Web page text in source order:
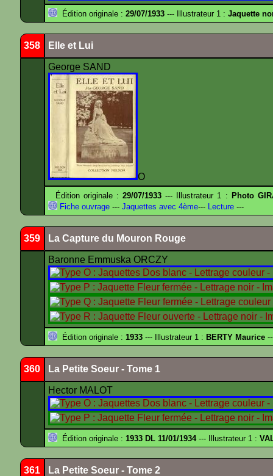
Édition originale : 29/07/1933 --- Illustrateur 1 : Jaquette
358 Elle et Lui
George SAND
O
Édition originale :29/07/1933 --- Illustrateur 1 : Photo
Fiche ouvrage --- Jaquettes avec 4ème--- Lecture ---
359 La Capture du Mouron Rouge
Baronne Emmuska ORCZY
Édition originale : 1933 --- Illustrateur 1 : BERTY Maurice
360 La Petite Soeur - Tome 1
Hector MALOT
Édition originale : 1933 DL 11/01/1934--- Illustrateur 1 :
361 La Petite Soeur - Tome 2